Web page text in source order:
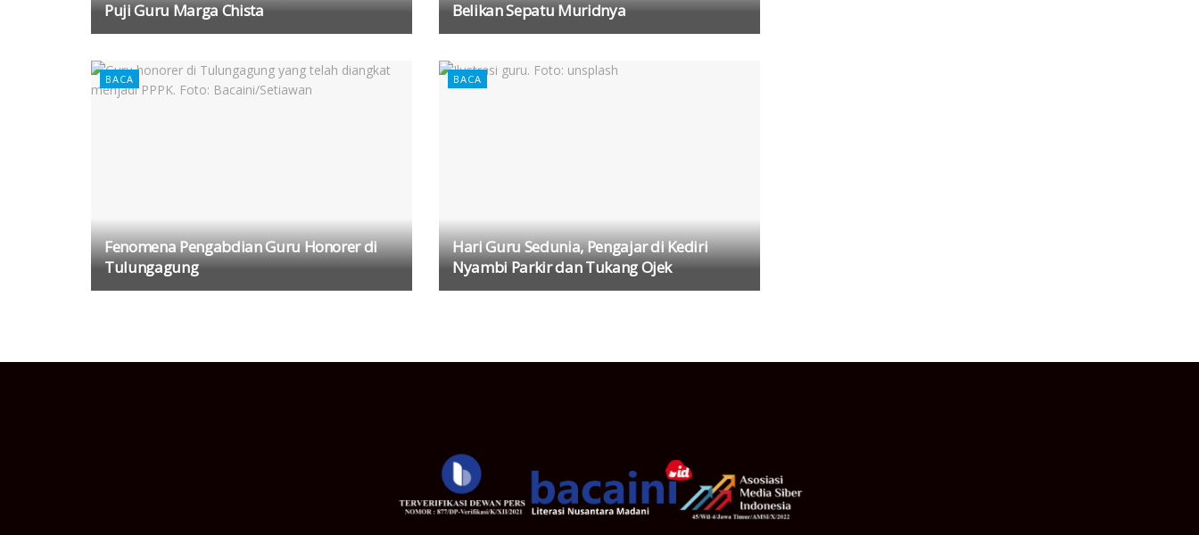
Puji Guru Marga Chista
Belikan Sepatu Muridnya
BACA
Fenomena Pengabdian Guru Honorer di
Tulungagung
BACA
Hari Guru Sedunia, Pengajar di Kediri
Nyambi Parkir dan Tukang Ojek